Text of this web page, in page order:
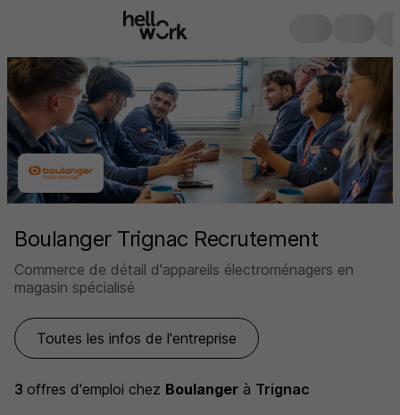
Boulanger Trignac Recrutement
Commerce de détail d'appareils électroménagers en
magasin spécialisé
Toutes les infos de l'entreprise
3 offres d'emploi chez Boulanger à Trignac